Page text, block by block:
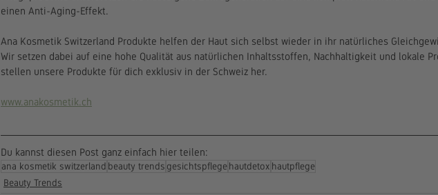
einen Anti-Aging-Effekt.
Ana Kosmetik Switzerland Produkte helfen der Haut sich selbst wieder in ihr natürliches
Wir setzen dabei auf eine hohe Qualität aus natürlichen Inhaltsstoffen, Nachhaltigkeit und lokale
stellen unsere Produkte für dich exklusiv in der Schweiz her.
www.anakosmetik.ch
Du kannst diesen Post ganz einfach hier teilen:
ana kosmetik switzerland beauty trends gesichtspflegehautdetox hautpflege
Beauty Trends